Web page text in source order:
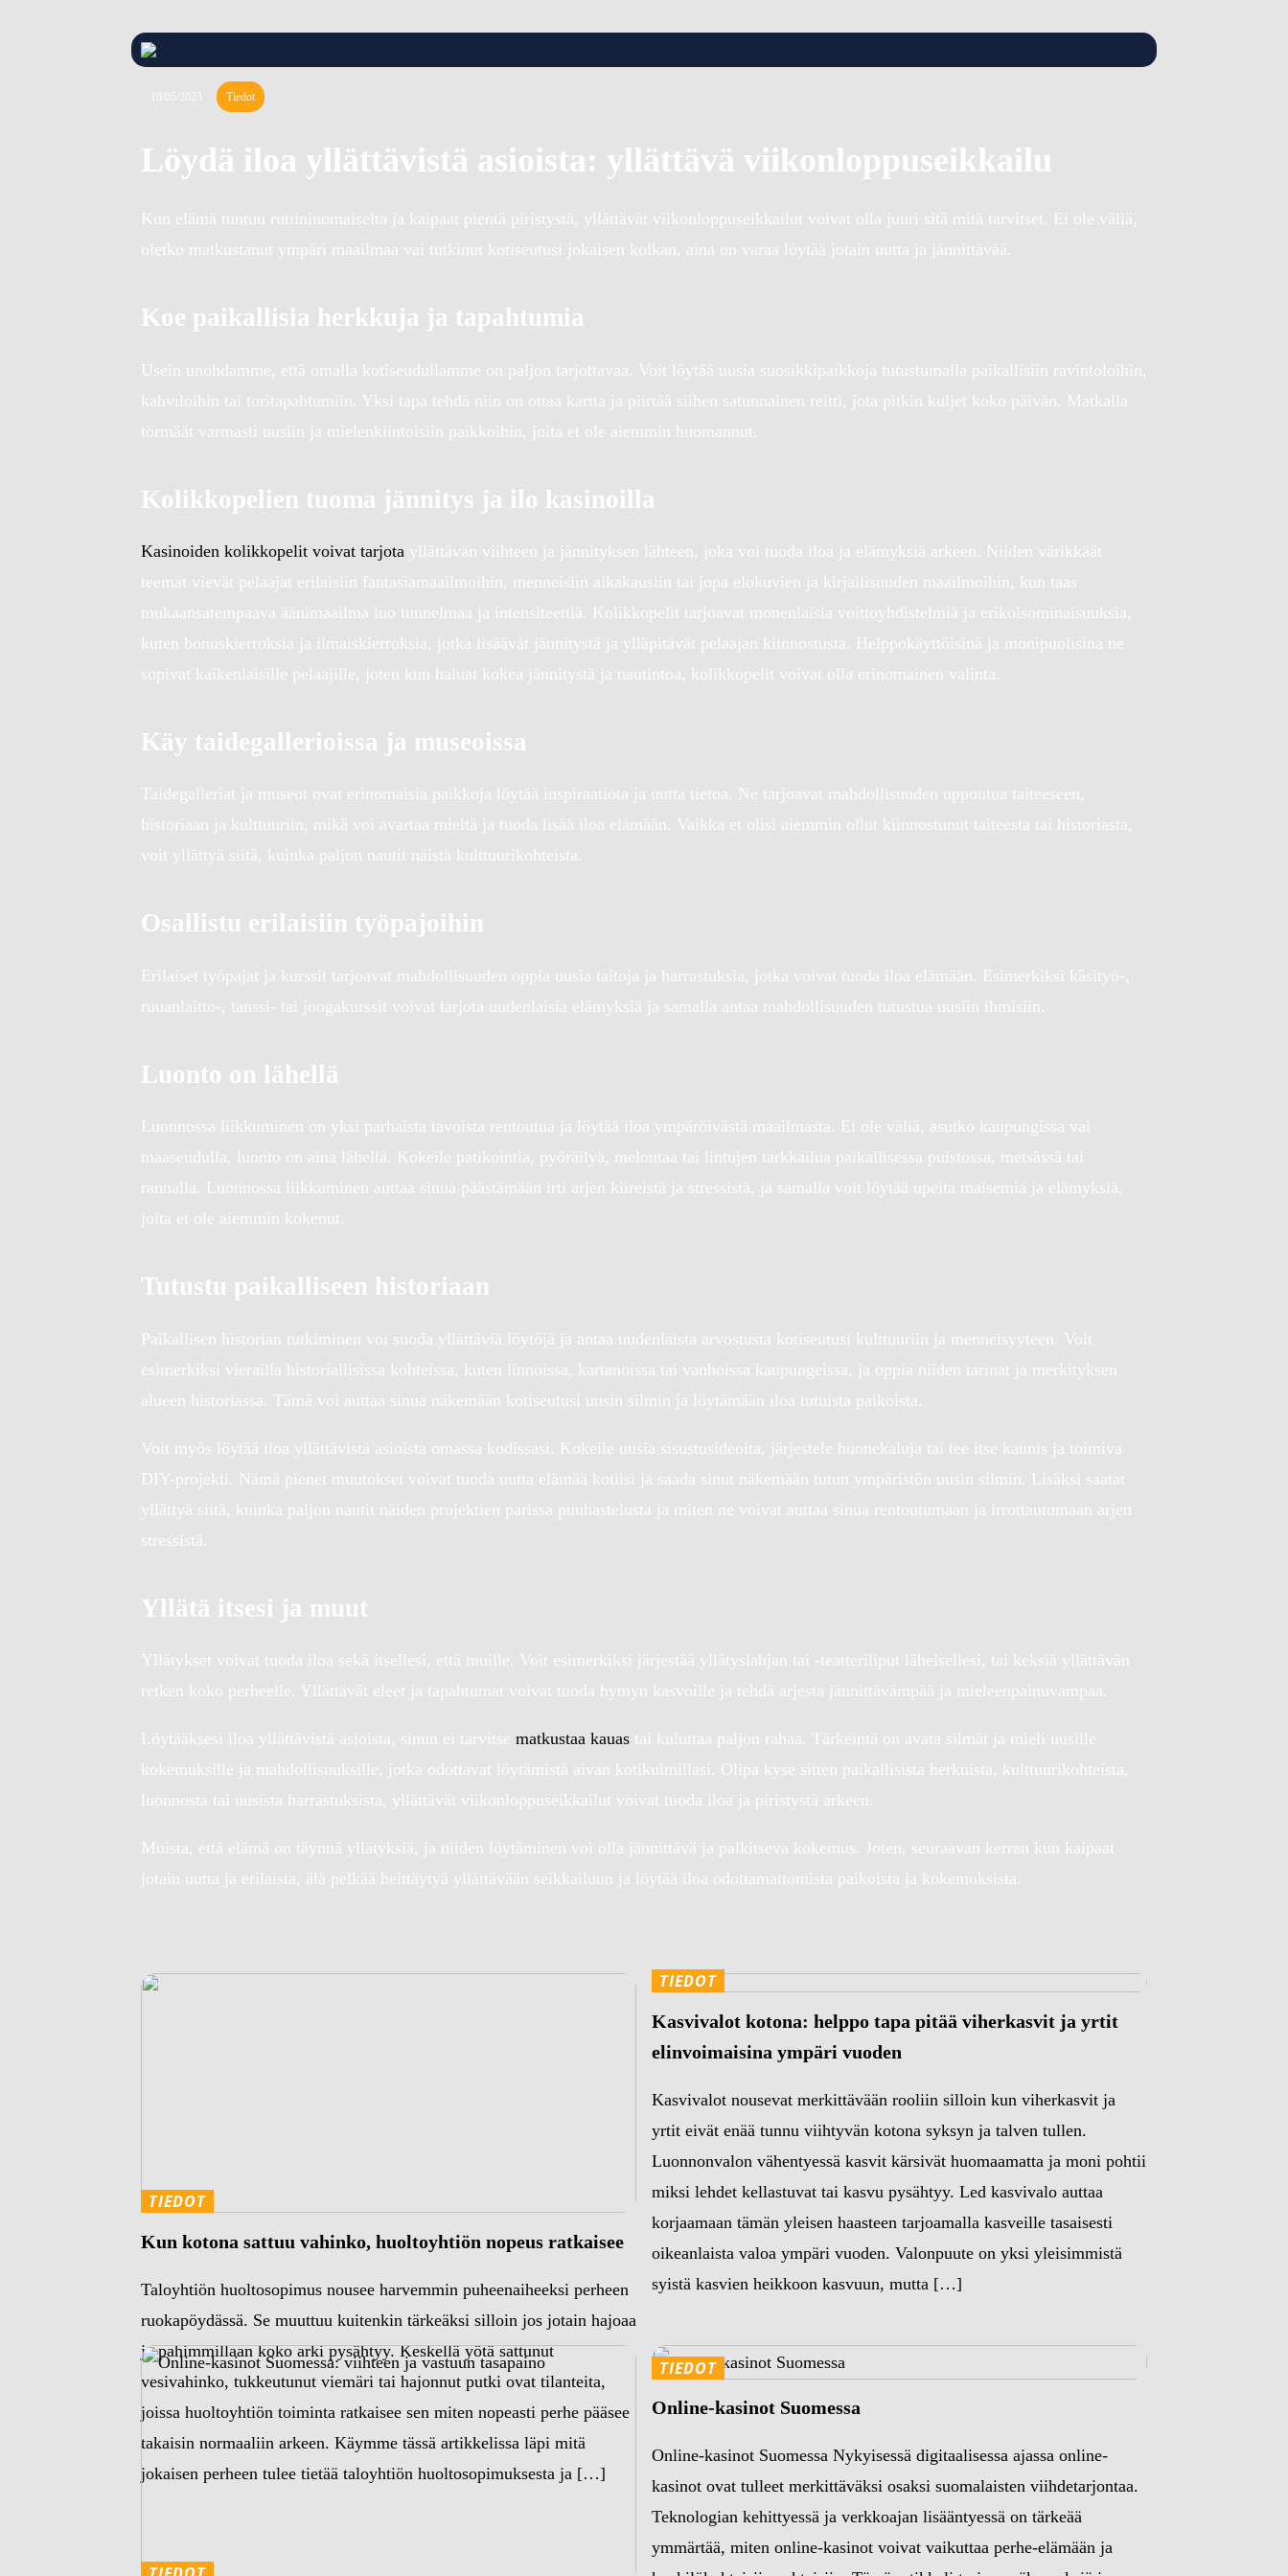
10/05/2023 Tiedot
Löydä iloa yllättävistä asioista: yllättävä viikonloppuseikkailu
Kun elämä tuntuu rutiininomaiselta ja kaipaat pientä piristystä, yllättävät viikonloppuseikkailut voivat olla juuri sitä mitä tarvitset. Ei ole väliä,
oletko matkustanut ympäri maailmaa vai tutkinut kotiseutusi jokaisen kolkan, aina on varaa löytää jotain uutta ja jännittävää.
Koe paikallisia herkkuja ja tapahtumia
Usein unohdamme, että omalla kotiseudullamme on paljon tarjottavaa. Voit löytää uusia suosikkipaikkoja tutustumalla paikallisiin ravintoloihin,
kahviloihin tai toritapahtumiin. Yksi tapa tehdä niin on ottaa kartta ja piirtää siihen satunnainen reitti, jota pitkin kuljet koko päivän. Matkalla
törmäät varmasti uusiin ja mielenkiintoisiin paikkoihin, joita et ole aiemmin huomannut.
Kolikkopelien tuoma jännitys ja ilo kasinoilla
Kasinoiden kolikkopelit voivat tarjota yllättävän viihteen ja jännityksen lähteen, joka voi tuoda iloa ja elämyksiä arkeen. Niiden värikkäät
teemat vievät pelaajat erilaisiin fantasiamaailmoihin, menneisiin aikakausiin tai jopa elokuvien ja kirjallisuuden maailmoihin, kun taas
mukaansatempaava äänimaailma luo tunnelmaa ja intensiteettiä. Kolikkopelit tarjoavat monenlaisia voittoyhdistelmiä ja erikoisominaisuuksia,
kuten bonuskierroksia ja ilmaiskierroksia, jotka lisäävät jännitystä ja ylläpitävät pelaajan kiinnostusta. Helppokäyttöisinä ja monipuolisina ne
sopivat kaikenlaisille pelaajille, joten kun haluat kokea jännitystä ja nautintoa, kolikkopelit voivat olla erinomainen valinta.
Käy taidegallerioissa ja museoissa
Taidegalleriat ja museot ovat erinomaisia paikkoja löytää inspiraatiota ja uutta tietoa. Ne tarjoavat mahdollisuuden uppoutua taiteeseen,
historiaan ja kulttuuriin, mikä voi avartaa mieltä ja tuoda lisää iloa elämään. Vaikka et olisi aiemmin ollut kiinnostunut taiteesta tai historiasta,
voit yllättyä siitä, kuinka paljon nautit näistä kulttuurikohteista.
Osallistu erilaisiin työpajoihin
Erilaiset työpajat ja kurssit tarjoavat mahdollisuuden oppia uusia taitoja ja harrastuksia, jotka voivat tuoda iloa elämään. Esimerkiksi käsityö-,
ruuanlaitto-, tanssi- tai joogakurssit voivat tarjota uudenlaisia elämyksiä ja samalla antaa mahdollisuuden tutustua uusiin ihmisiin.
Luonto on lähellä
Luonnossa liikkuminen on yksi parhaista tavoista rentoutua ja löytää iloa ympäröivästä maailmasta. Ei ole väliä, asutko kaupungissa vai
maaseudulla, luonto on aina lähellä. Kokeile patikointia, pyöräilyä, melontaa tai lintujen tarkkailua paikallisessa puistossa, metsässä tai
rannalla. Luonnossa liikkuminen auttaa sinua päästämään irti arjen kiireistä ja stressistä, ja samalla voit löytää upeita maisemia ja elämyksiä,
joita et ole aiemmin kokenut.
Tutustu paikalliseen historiaan
Paikallisen historian tutkiminen voi suoda yllättäviä löytöjä ja antaa uudenlaista arvostusta kotiseutusi kulttuuriin ja menneisyyteen. Voit
esimerkiksi vierailla historiallisissa kohteissa, kuten linnoissa, kartanoissa tai vanhoissa kaupungeissa, ja oppia niiden tarinat ja merkityksen
alueen historiassa. Tämä voi auttaa sinua näkemään kotiseutusi uusin silmin ja löytämään iloa tutuista paikoista.
Voit myös löytää iloa yllättävistä asioista omassa kodissasi. Kokeile uusia sisustusideoita, järjestele huonekaluja tai tee itse kaunis ja toimiva
DIY-projekti. Nämä pienet muutokset voivat tuoda uutta elämää kotiisi ja saada sinut näkemään tutun ympäristön uusin silmin. Lisäksi saatat
yllättyä siitä, kuinka paljon nautit näiden projektien parissa puuhastelusta ja miten ne voivat auttaa sinua rentoutumaan ja irrottautumaan arjen
stressistä.
Yllätä itsesi ja muut
Yllätykset voivat tuoda iloa sekä itsellesi, että muille. Voit esimerkiksi järjestää yllätyslahjan tai -teatteriliput läheisellesi, tai keksiä yllättävän
retken koko perheelle. Yllättävät eleet ja tapahtumat voivat tuoda hymyn kasvoille ja tehdä arjesta jännittävämpää ja mieleenpainuvampaa.
Löytääksesi iloa yllättävistä asioista, sinun ei tarvitse matkustaa kauas tai kuluttaa paljon rahaa. Tärkeintä on avata silmät ja mieli uusille
kokemuksille ja mahdollisuuksille, jotka odottavat löytämistä aivan kotikulmillasi. Olipa kyse sitten paikallisista herkuista, kulttuurikohteista,
luonnosta tai uusista harrastuksista, yllättävät viikonloppuseikkailut voivat tuoda iloa ja piristystä arkeen.
Muista, että elämä on täynnä yllätyksiä, ja niiden löytäminen voi olla jännittävä ja palkitseva kokemus. Joten, seuraavan kerran kun kaipaat
jotain uutta ja erilaista, älä pelkää heittäytyä yllättävään seikkailuun ja löytää iloa odottamattomista paikoista ja kokemuksista.
TIEDOT
Kun kotona sattuu vahinko, huoltoyhtiön nopeus ratkaisee
Taloyhtiön huoltosopimus nousee harvemmin puheenaiheeksi perheen
ruokapöydässä. Se muuttuu kuitenkin tärkeäksi silloin jos jotain hajoaa
ja pahimmillaan koko arki pysähtyy. Keskellä yötä sattunut
vesivahinko, tukkeutunut viemäri tai hajonnut putki ovat tilanteita,
joissa huoltoyhtiön toiminta ratkaisee sen miten nopeasti perhe pääsee
takaisin normaaliin arkeen. Käymme tässä artikkelissa läpi mitä
jokaisen perheen tulee tietää taloyhtiön huoltosopimuksesta ja […]
TIEDOT
Kasvivalot kotona: helppo tapa pitää viherkasvit ja yrtit
elinvoimaisina ympäri vuoden
Kasvivalot nousevat merkittävään rooliin silloin kun viherkasvit ja
yrtit eivät enää tunnu viihtyvän kotona syksyn ja talven tullen.
Luonnonvalon vähentyessä kasvit kärsivät huomaamatta ja moni pohtii
miksi lehdet kellastuvat tai kasvu pysähtyy. Led kasvivalo auttaa
korjaamaan tämän yleisen haasteen tarjoamalla kasveille tasaisesti
oikeanlaista valoa ympäri vuoden. Valonpuute on yksi yleisimmistä
syistä kasvien heikkoon kasvuun, mutta […]
TIEDOT
Online-kasinot Suomessa
Online-kasinot Suomessa Nykyisessä digitaalisessa ajassa online-
kasinot ovat tulleet merkittäväksi osaksi suomalaisten viihdetarjontaa.
Teknologian kehittyessä ja verkkoajan lisääntyessä on tärkeää
ymmärtää, miten online-kasinot voivat vaikuttaa perhe-elämään ja